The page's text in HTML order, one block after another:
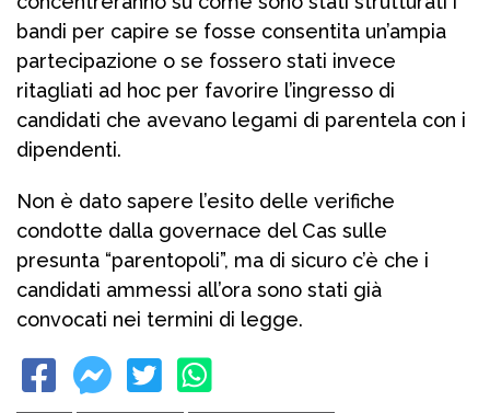
bandi per capire se fosse consentita un’ampia
partecipazione o se fossero stati invece
ritagliati ad hoc per favorire l’ingresso di
candidati che avevano legami di parentela con i
dipendenti.
Non è dato sapere l’esito delle verifiche
condotte dalla governace del Cas sulle
presunta “parentopoli”, ma di sicuro c’è che i
candidati ammessi all’ora sono stati già
convocati nei termini di legge.